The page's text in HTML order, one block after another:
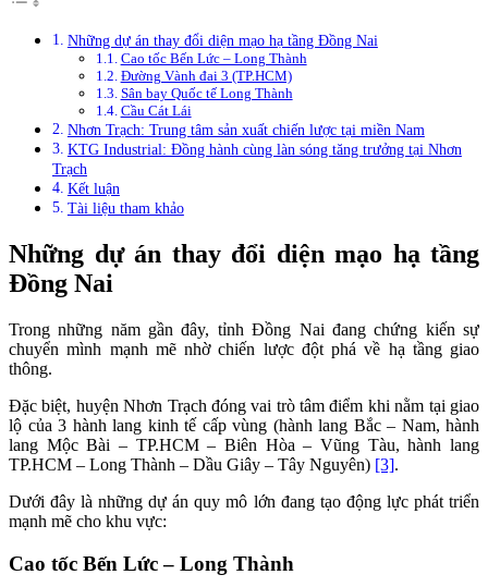
Những dự án thay đổi diện mạo hạ tầng Đồng Nai
Cao tốc Bến Lức – Long Thành
Đường Vành đai 3 (TP.HCM)
Sân bay Quốc tế Long Thành
Cầu Cát Lái
Nhơn Trạch: Trung tâm sản xuất chiến lược tại miền Nam
KTG Industrial: Đồng hành cùng làn sóng tăng trưởng tại Nhơn
Trạch
Kết luận
Tài liệu tham khảo
Những dự án thay đổi diện mạo hạ tầng
Đồng Nai
Trong những năm gần đây, tỉnh Đồng Nai đang chứng kiến sự
chuyển mình mạnh mẽ nhờ chiến lược đột phá về hạ tầng giao
thông.
Đặc biệt, huyện Nhơn Trạch đóng vai trò tâm điểm khi nằm tại giao
lộ của 3 hành lang kinh tế cấp vùng (hành lang Bắc – Nam, hành
lang Mộc Bài – TP.HCM – Biên Hòa – Vũng Tàu, hành lang
TP.HCM – Long Thành – Dầu Giây – Tây Nguyên) [3].
Dưới đây là những dự án quy mô lớn đang tạo động lực phát triển
mạnh mẽ cho khu vực:
Cao tốc Bến Lức – Long Thành